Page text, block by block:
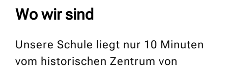
Wo wir sind
Unsere Schule liegt nur 10 Minuten
vom historischen Zentrum von